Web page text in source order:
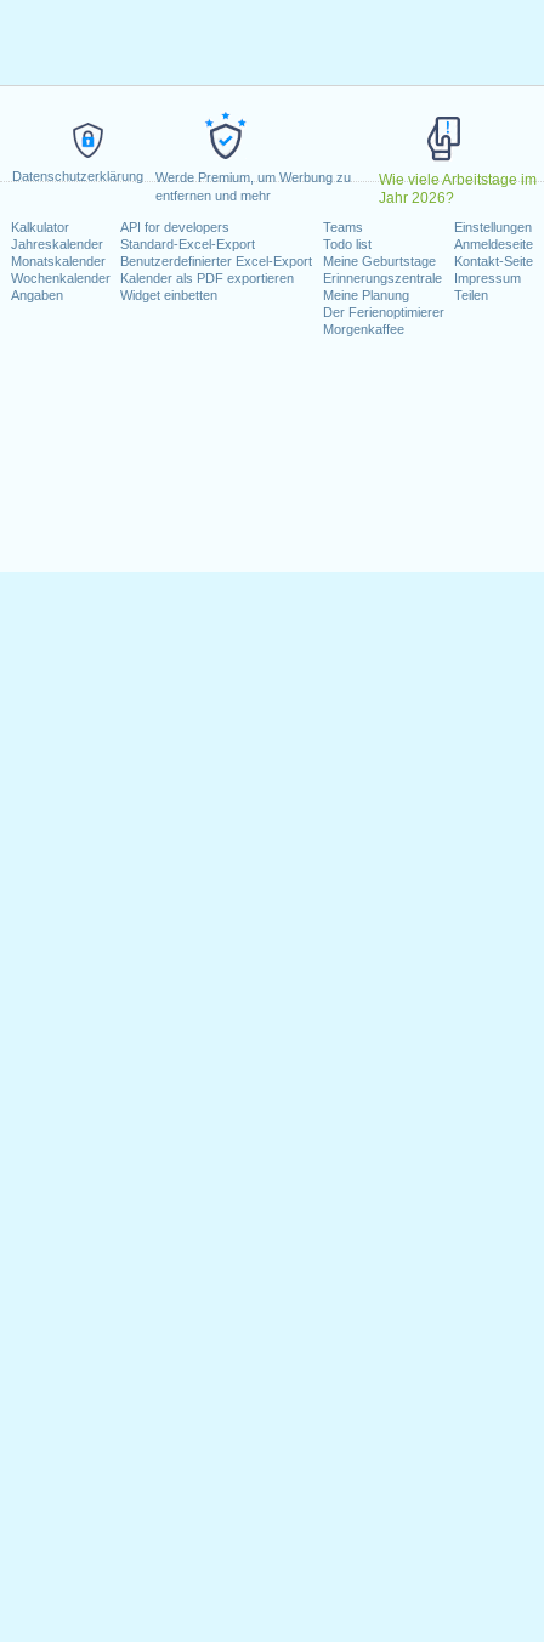
Datenschutzerklärung
Werde Premium, um Werbung zu
entfernen und mehr
Wie viele Arbeitstage im
Jahr 2026?
Kalkulator
Jahreskalender
Monatskalender
Wochenkalender
Angaben
API for developers
Standard-Excel-Export
Benutzerdefinierter Excel-Export
Kalender als PDF exportieren
Widget einbetten
Teams
Todo list
Meine Geburtstage
Erinnerungszentrale
Meine Planung
Der Ferienoptimierer
Morgenkaffee
Einstellungen
Anmeldeseite
Kontakt-Seite
Impressum
Teilen
2020
fallen
2020
2020